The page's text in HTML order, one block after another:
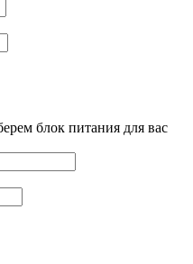
блок питания для вас